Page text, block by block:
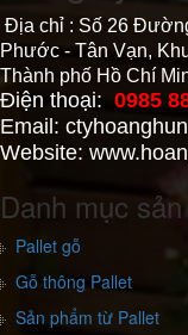
Địa chỉ : Số 26
Phước - Tân Vạn,
Thành phố Hồ Chí
Điện thoại: 0985
Email:
Website:
Danh mục
Pallet gỗ
Gỗ thông Pallet
Sản phẩm từ Pallet